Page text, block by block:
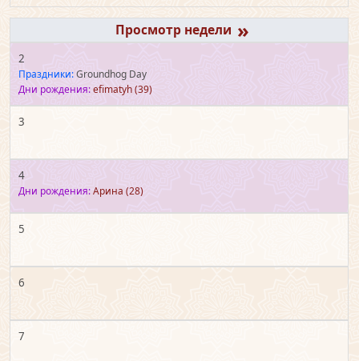
»
2
Праздники:Groundhog Day
Дни рождения:efimatyh(39)
3
4
Дни рождения:Арина (28)
5
6
7